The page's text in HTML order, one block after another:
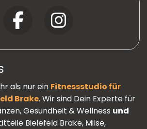
als nur ein Fitnessstudio für
Brake. Wir sind Dein Experte für
Gesundheit & Wellness und
Bielefeld Brake, Milse,